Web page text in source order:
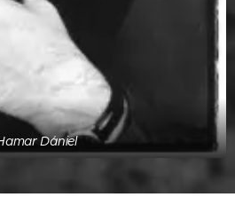
Dániel